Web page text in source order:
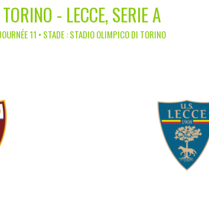
TORINO - LECCE, SERIE A
11 • STADE : STADIO OLIMPICO DI TORINO